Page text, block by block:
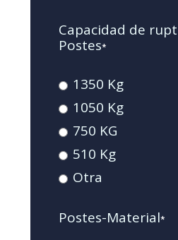
Capacidad de
Postes*
1350 Kg
1050 Kg
750 KG
510 Kg
Otra
Postes-Material*